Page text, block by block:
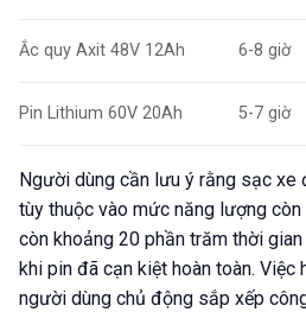
Ắc quy Axit 48V 12Ah 6-8 giờ
Pin Lithium 60V 20Ah 5-7 giờ
Người dùng cần lưu ý rằng sạc xe
tùy thuộc vào mức năng lượng
còn khoảng 20 phần trăm thời
khi pin đã cạn kiệt hoàn toàn. Việc
người dùng chủ động sắp xếp